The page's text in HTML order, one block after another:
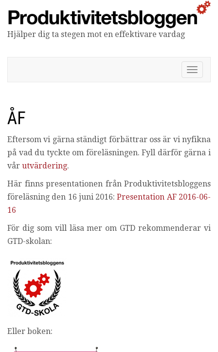
Hjälper dig ta stegen mot en effektivare vardag
V
i
l
i
g
i
ÅF
Eftersom vi gärna ständigt förbättrar oss är vi nyfikna
på vad du tyckte om föreläsningen. Fyll därför gärna i
vår utvärdering.
Här finns presentationen från Produktivitetsbloggens
föreläsning den 16 juni 2016:Presentation AF 2016-06-
16
För dig som vill läsa mer om GTD rekommenderar vi
GTD-skolan:
Eller boken: